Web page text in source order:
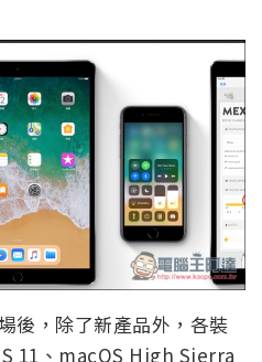
後，除了新產品外，各裝
11、macOS High Sierra